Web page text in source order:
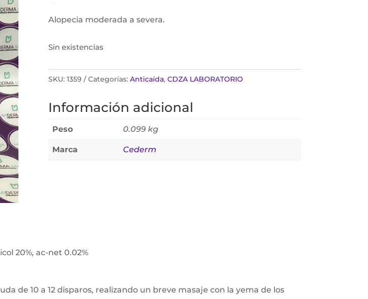
Alopecia moderada a severa.
Sin existencias
SKU: 1359 Categorías: Anticaída, CDZA LABORATORIO
Información adicional
Peso 0.099 kg
Marca Cederm
20%, ac-net 0.02%
de 10 a 12 disparos, realizando un breve masaje con la yema de los